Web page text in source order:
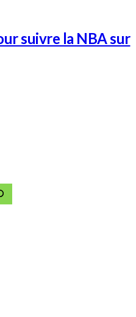
suivre la NBA sur